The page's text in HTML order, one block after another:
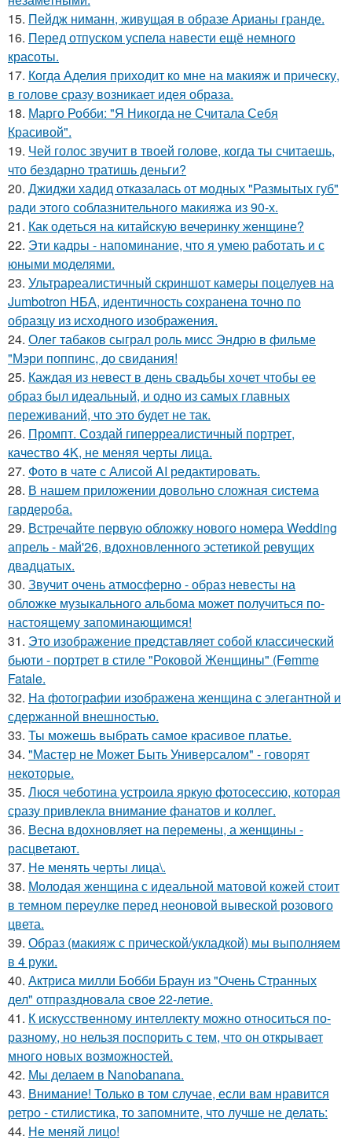
15. Пейдж ниманн, живущая в образе Арианы гранде.
16. Перед отпуском успела навести ещё немного
красоты.
17. Когда Аделия приходит ко мне на макияж и прическу,
в голове сразу возникает идея образа.
18. Марго Робби: "Я Никогда не Считала Себя
Красивой".
19. Чей голос звучит в твоей голове, когда ты считаешь,
что бездарно тратишь деньги?
20. Джиджи хадид отказалась от модных "Размытых губ"
ради этого соблазнительного макияжа из 90-х.
21. Как одеться на китайскую вечеринку женщине?
22. Эти кадры - напоминание, что я умею работать и с
юными моделями.
23. Ультрареалистичный скриншот камеры поцелуев на
Jumbotron НБА, идентичность сохранена точно по
образцу из исходного изображения.
24. Олег табаков сыграл роль мисс Эндрю в фильме
"Мэри поппинс, до свидания!
25. Каждая из невест в день свадьбы хочет чтобы ее
образ был идеальный, и одно из самых главных
переживаний, что это будет не так.
26. Промпт. Создай гиперреалистичный портрет,
качество 4K, не меняя черты лица.
27. Фото в чате с Алисой AI редактировать.
28. В нашем приложении довольно сложная система
гардероба.
29. Встречайте первую обложку нового номера Wedding
апрель - май'26, вдохновленного эстетикой ревущих
двадцатых.
30. Звучит очень атмосферно - образ невесты на
обложке музыкального альбома может получиться по-
настоящему запоминающимся!
31. Это изображение представляет собой классический
бьюти - портрет в стиле "Роковой Женщины" (Femme
Fatale.
32. На фотографии изображена женщина с элегантной и
сдержанной внешностью.
33. Ты можешь выбрать самое красивое платье.
34. "Мастер не Может Быть Универсалом" - говорят
некоторые.
35. Люся чеботина устроила яркую фотосессию, которая
сразу привлекла внимание фанатов и коллег.
36. Весна вдохновляет на перемены, а женщины -
расцветают.
37. Не менять черты лица\.
38. Молодая женщина с идеальной матовой кожей стоит
в темном переулке перед неоновой вывеской розового
цвета.
39. Образ (макияж с прической/укладкой) мы выполняем
в 4 руки.
40. Актриса милли Бобби Браун из "Очень Странных
дел" отпраздновала свое 22-летие.
41. К искусственному интеллекту можно относиться по-
разному, но нельзя поспорить с тем, что он открывает
много новых возможностей.
42. Мы делаем в Nanobanana.
43. Внимание! Только в том случае, если вам нравится
ретро - стилистика, то запомните, что лучше не делать:
44. Не меняй лицо!